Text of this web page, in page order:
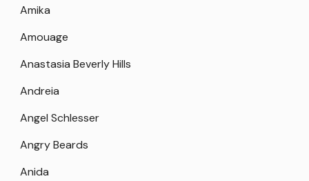
Amika
Amouage
Anastasia Beverly Hills
Andreia
Angel Schlesser
Angry Beards
Anida